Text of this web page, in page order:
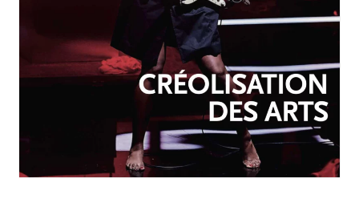
OCTOBRE-DÉCEMBRE 2025
Créolisation des arts